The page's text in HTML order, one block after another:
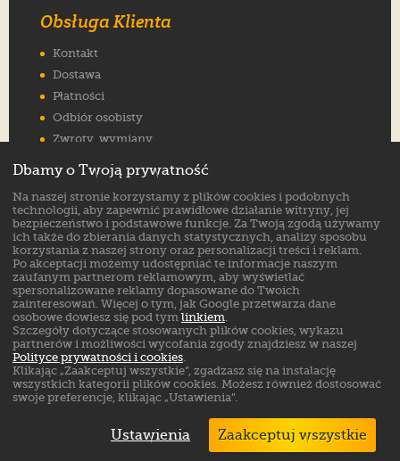
Obsługa Klienta
Kontakt
Dostawa
Płatności
Odbiór osobisty
Zwroty, wymiany
Jak wybrać rozmiar
FAQ
Znajdź nas na:
Markowe buty sklep online. ©ButSklep.pl 2026
Created by: MediaAmbassador
Dbamy o Twoją prywatność
Na naszej stronie korzystamy z plików cookies i podobnych
technologii, aby zapewnić prawidłowe działanie witryny, jej
bezpieczeństwo i podstawowe funkcje. Za Twoją zgodą używamy
ich także do zbierania danych statystycznych, analizy sposobu
korzystania z naszej strony oraz personalizacji treści i reklam.
Po akceptacji możemy udostępniać te informacje naszym
zaufanym partnerom reklamowym, aby wyświetlać
spersonalizowane reklamy dopasowane do Twoich
zainteresowań. Więcej o tym, jak Google przetwarza dane
osobowe dowiesz się pod tym linkiem.
Szczegóły dotyczące stosowanych plików cookies, wykazu
partnerów i możliwości wycofania zgody znajdziesz w naszej
Polityce prywatności i cookies.
Klikając „Zaakceptuj wszystkie”, zgadzasz się na instalację
wszystkich kategorii plików cookies. Możesz również dostosować
swoje preferencje, klikając „Ustawienia”.
Ustawienia Zaakceptuj wszystkie